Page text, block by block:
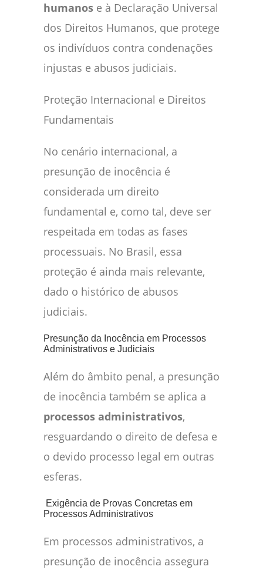
humanos e à Declaração Universal
dos Direitos Humanos, que protege
os indivíduos contra condenações
injustas e abusos judiciais.
Proteção Internacional e Direitos
Fundamentais
No cenário internacional, a
presunção de inocência é
considerada um direito
fundamental e, como tal, deve ser
respeitada em todas as fases
processuais. No Brasil, essa
proteção é ainda mais relevante,
dado o histórico de abusos
judiciais.
Presunção da Inocência em Processos
Administrativos e Judiciais
Além do âmbito penal, a presunção
de inocência também se aplica a
processos administrativos,
resguardando o direito de defesa e
o devido processo legal em outras
esferas.
Exigência de Provas Concretas em
Processos Administrativos
Em processos administrativos, a
presunção de inocência assegura